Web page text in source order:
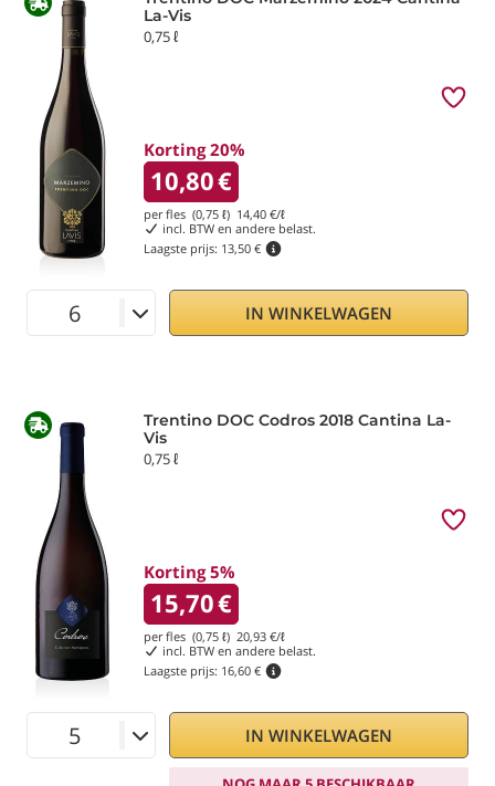
La-Vis
0,75 ℓ
Korting 20%
10,80€
per fles (0,75 ℓ) 14,40 €/ℓ
incl. BTW en andere belast.
Laagste prijs: 13,50 €
IN WINKELWAGEN
Trentino DOC Codros 2018 Cantina La-
Vis
0,75 ℓ
Korting 5%
15,70€
per fles (0,75 ℓ) 20,93 €/ℓ
incl. BTW en andere belast.
Laagste prijs: 16,60 €
IN WINKELWAGEN